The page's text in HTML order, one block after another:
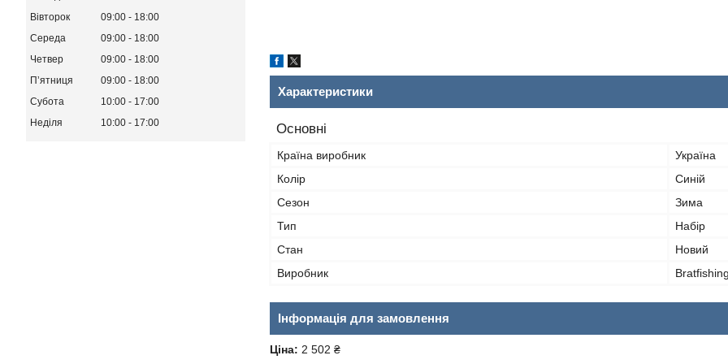
Характеристики
Основні
Країна виробник
Україна
Колір
Синій
Сезон
Зима
Тип
Набір
Стан
Новий
Виробник
Інформація для замовлення
Ціна: 2 502 ₴
Вівторок
09:00
18:00
Середа
09:00
18:00
Четвер
09:00
18:00
Пʼятниця
09:00
18:00
Субота
10:00
17:00
Неділя
10:00 17:00